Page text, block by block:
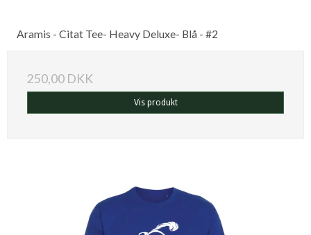
Aramis - Citat Tee- Heavy Deluxe- Blå - #2
250,00 DKK
Vis produkt